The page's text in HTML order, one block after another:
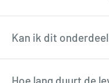
Onze fietstechnici
compatibiliteit. Neem
Kan ik dit
Veel onderdelen zijn
basisgereedschap.